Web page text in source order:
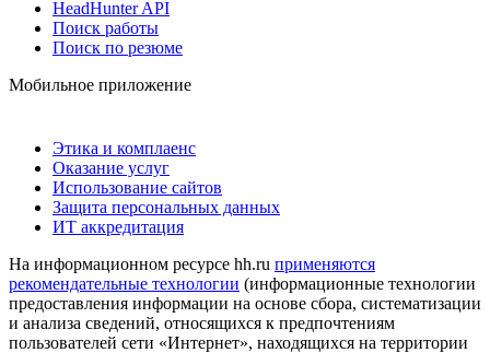
HeadHunter API
Поиск работы
Поиск по резюме
Мобильное приложение
Этика и комплаенс
Оказание услуг
Использование сайтов
Защита персональных данных
ИТ аккредитация
На информационном ресурсе hh.ru применяются
рекомендательные технологии (информационные технологии
предоставления информации на основе сбора, систематизации
и анализа сведений, относящихся к предпочтениям
пользователей сети «Интернет», находящихся на территории